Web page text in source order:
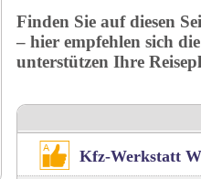
Finden Sie auf diesen
– hier empfehlen sich
unterstützen Ihre
Kfz-Werkstatt